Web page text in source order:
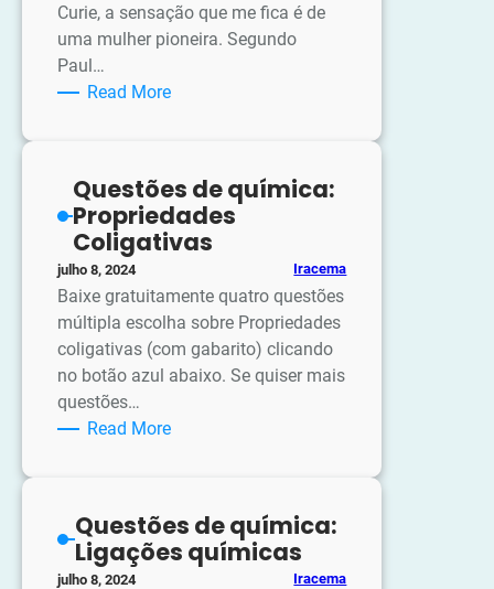
Curie, a sensação que me fica é de
uma mulher pioneira. Segundo
Paul…
Read More:
Curie
e
a
em
90
minutos
Questões de química:
Propriedades
Coligativas
julho 8, 2024 Iracema
Baixe gratuitamente quatro questões
múltipla escolha sobre Propriedades
coligativas (com gabarito) clicando
no botão azul abaixo. Se quiser mais
questões…
Read More:
Propriedades
Coligativas
Questões de química:
Ligações químicas
julho 8, 2024 Iracema